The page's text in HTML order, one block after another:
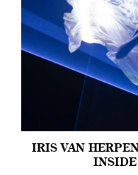
IRIS VAN
INSIDE